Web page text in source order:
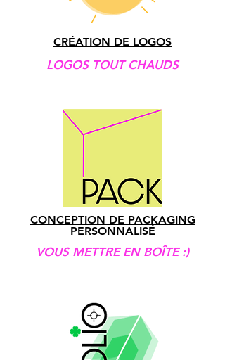
CRÉATION DE LOGOS
LOGOS TOUT CHAUDS
CONCEPTION DE PACKAGING
PERSONNALISÉ
VOUS METTRE EN BOÎTE :)